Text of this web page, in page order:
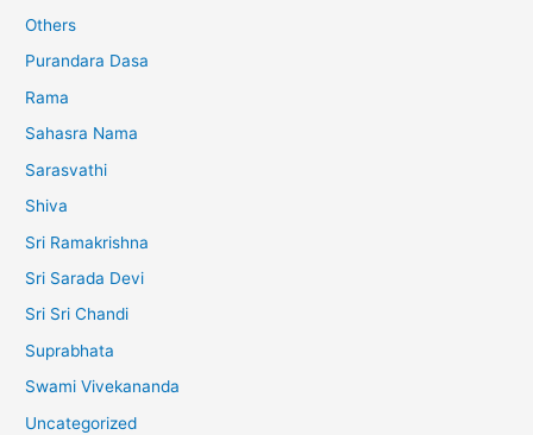
Others
Purandara Dasa
Rama
Sahasra Nama
Sarasvathi
Shiva
Sri Ramakrishna
Sri Sarada Devi
Sri Sri Chandi
Suprabhata
Swami Vivekananda
Uncategorized